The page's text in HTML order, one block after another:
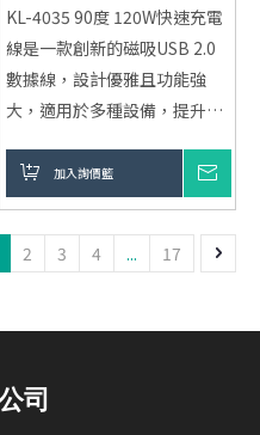
KL-4035 90度 120W快速充電
線是一款創新的磁吸USB 2.0
數據線，設計優雅且功能強
大，適用於多種設備，提升日
支援最大120W的快速充電，
並且具備高速數據傳輸、耐用
的編織材質和智能充電保護，
完美符合現代高效的需求。
加入詢價籃
2 3 4 ... 17